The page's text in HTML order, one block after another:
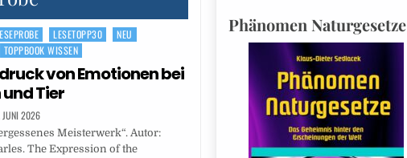
LESETOPP30
NEU
TOPPBOOK WISSEN
von Emotionen bei
Tier
JUNI 2026
Meisterwerk“. Autor:
The Expression of the
Phänomen Naturgesetze